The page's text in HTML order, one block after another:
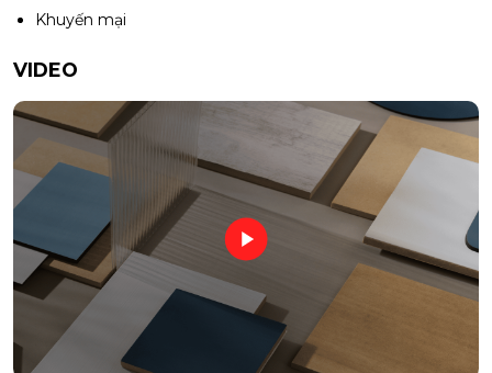
Khuyến mại
VIDEO